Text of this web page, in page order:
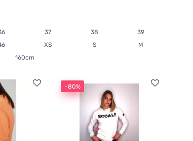
37 38
39
XS S
M
160cm
-80%